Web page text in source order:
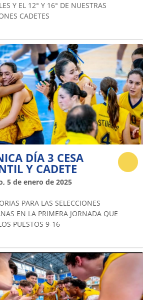
Y EL 12° Y 16° DE NUESTRAS
CADETES
DÍA 3 CESA
Y CADETE
5 de enero de 2025
PARA LAS SELECCIONES
EN LA PRIMERA JORNADA QUE
PUESTOS 9-16